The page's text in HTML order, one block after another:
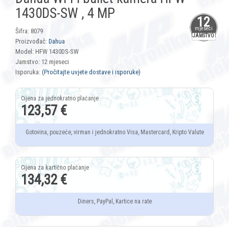
12
mjeseci
JAMSTVO
1430DS-SW , 4 MP
Šifra: 8079
Proizvođač: Dahua
Model: HFW 1430DS-SW
Jamstvo: 12 mjeseci
Isporuka: (Pročitajte uvjete dostave i isporuke)
123,57 €
Gotovina, pouzeće, virman i jednokratno Visa, Mastercard, Kripto Valute
134,32 €
Diners, PayPal, Kartice na rate